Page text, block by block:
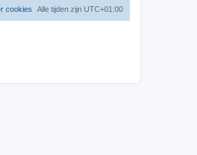
Alle tijden zijn UTC+01:00
cookies